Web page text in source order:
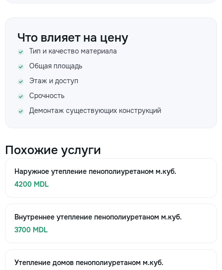
Что влияет на цену
Тип и качество материала
Общая площадь
Этаж и доступ
Срочность
Демонтаж существующих конструкций
Похожие услуги
Наружное утепление пенополиуретаном м.куб.
4200 MDL
Внутреннее утепление пенополиуретаном м.куб.
3700 MDL
Утепление домов пенополиуретаном м.куб.